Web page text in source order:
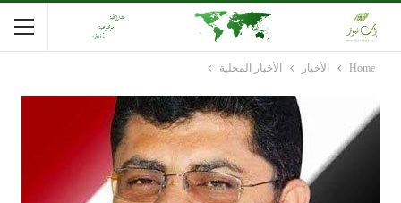
Home الأخبار الأخبار المحلية